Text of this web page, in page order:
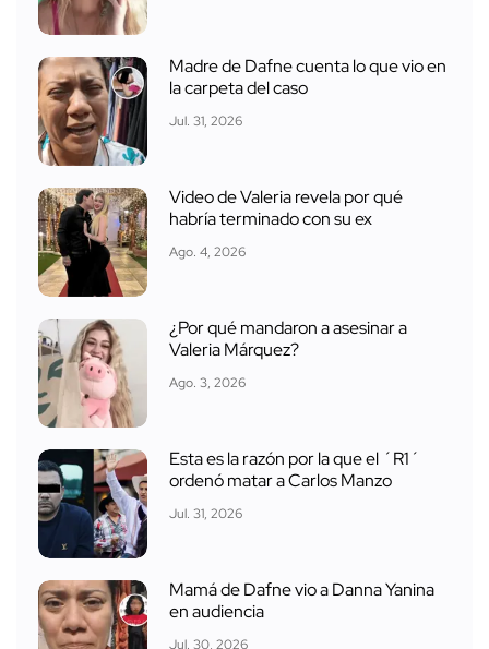
Madre de Dafne cuenta lo que vio en
la carpeta del caso
Jul. 31, 2026
Video de Valeria revela por qué
habría terminado con su ex
Ago. 4, 2026
¿Por qué mandaron a asesinar a
Valeria Márquez?
Ago. 3, 2026
Esta es la razón por la que el ´R1´
ordenó matar a Carlos Manzo
Jul. 31, 2026
Mamá de Dafne vio a Danna Yanina
en audiencia
Jul. 30, 2026